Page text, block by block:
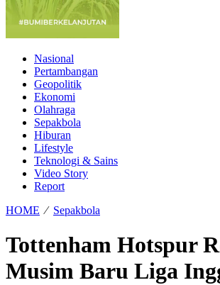
Nasional
Pertambangan
Geopolitik
Ekonomi
Olahraga
Sepakbola
Hiburan
Lifestyle
Teknologi & Sains
Video Story
Report
HOME ⁄ Sepakbola
Tottenham Hotspur
Musim Baru Liga